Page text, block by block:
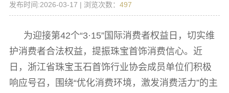
发布时间:2026-03-17 | 浏览次数： 497
为迎接第42个“3·15”国际消费者权益日，切实维
护消费者合法权益，提振珠宝首饰消费信心。近
日，浙江省珠宝玉石首饰行业协会成员单位们积极
响应号召，围绕“优化消费环境，激发消费活力”的主